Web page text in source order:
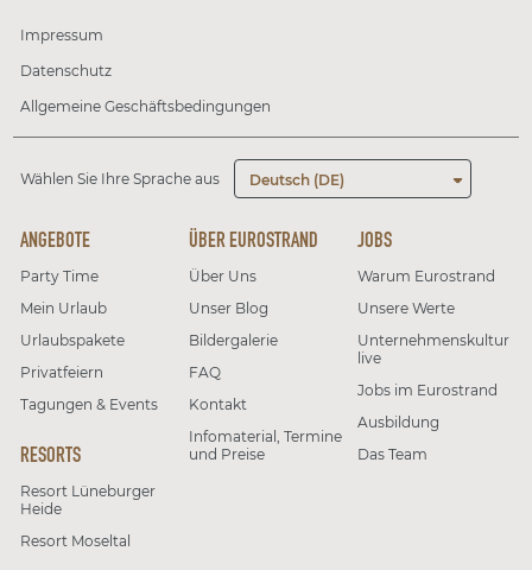
Impressum
Datenschutz
Allgemeine Geschäftsbedingungen
Wählen Sie Ihre Sprache aus Deutsch (DE)
ANGEBOTE
Party Time
Mein Urlaub
Urlaubspakete
Privatfeiern
Tagungen & Events
RESORTS
Resort Lüneburger
Heide
Resort Moseltal
ÜBER EUROSTRAND
Über Uns
Unser Blog
Bildergalerie
FAQ
Kontakt
Infomaterial, Termine
und Preise
JOBS
Warum Eurostrand
Unsere Werte
Unternehmenskultur
live
Jobs im Eurostrand
Ausbildung
Das Team